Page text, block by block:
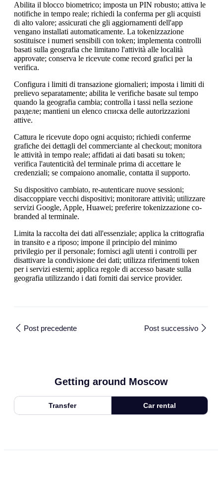
Abilita il blocco biometrico; imposta un PIN robusto; attiva le
notifiche in tempo reale; richiedi la conferma per gli acquisti
di alto valore; assicurati che gli aggiornamenti dell'app
vengano installati automaticamente. La tokenizzazione
sostituisce i numeri sensibili con token; implementa controlli
basati sulla geografia che limitano l'attività alle località
approvate; conserva le ricevute come record grafici per la
verifica.
Configura i limiti di transazione giornalieri; imposta i limiti di
prelievo separatamente; abilita le verifiche basate sul tempo
quando la geografia cambia; controlla i tassi nella sezione
разделе; mantieni un elenco списка delle autorizzazioni
attive.
Cattura le ricevute dopo ogni acquisto; richiedi conferme
grafiche dei dettagli del commerciante al checkout; monitora
le attività in tempo reale; affidati ai dati basati su token;
verifica l'autenticità del terminale prima di accettare le
credenziali; se compaiono anomalie, contatta il supporto.
Su dispositivo cambiato, re-autenticare nuove sessioni;
disaccoppiare vecchi dispositivi; monitorare attività; utilizzare
servizi Google, Apple, Huawei; preferire tokenizzazione co-
branded al terminale.
Limita la raccolta dei dati all'essenziale; applica la crittografia
in transito e a riposo; impone il principio del minimo
privilegio per il personale; fornisci agli utenti i controlli per
disattivare la condivisione dei dati; utilizza riferimenti token
per i servizi esterni; applica regole di accesso basate sulla
geografia utilizzando i dati forniti dai service provider.
Post precedente Post successivo
Getting around Moscow
Transfer Car rental